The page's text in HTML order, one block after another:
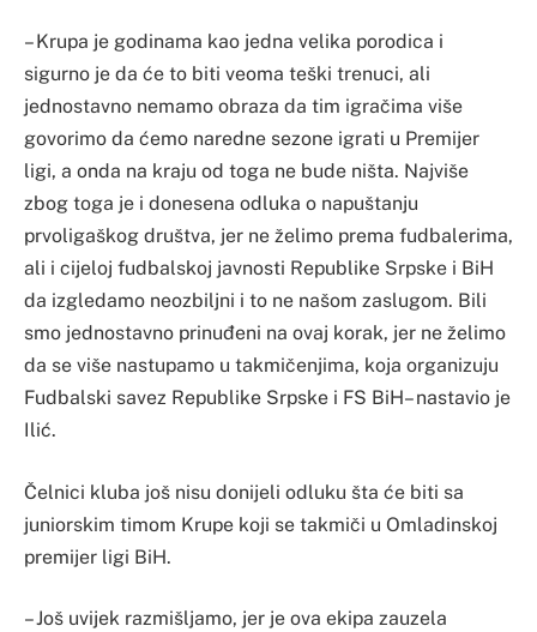
– Krupa je godinama kao jedna velika porodica i
sigurno je da će to biti veoma teški trenuci, ali
jednostavno nemamo obraza da tim igračima više
govorimo da ćemo naredne sezone igrati u Premijer
ligi, a onda na kraju od toga ne bude ništa. Najviše
zbog toga je i donesena odluka o napuštanju
prvoligaškog društva, jer ne želimo prema fudbalerima,
ali i cijeloj fudbalskoj javnosti Republike Srpske i BiH
da izgledamo neozbiljni i to ne našom zaslugom. Bili
smo jednostavno prinuđeni na ovaj korak, jer ne želimo
da se više nastupamo u takmičenjima, koja organizuju
Fudbalski savez Republike Srpske i FS BiH– nastavio je
Ilić.
Čelnici kluba još nisu donijeli odluku šta će biti sa
juniorskim timom Krupe koji se takmiči u Omladinskoj
premijer ligi BiH.
– Još uvijek razmišljamo, jer je ova ekipa zauzela